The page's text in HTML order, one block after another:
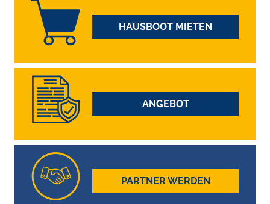
HAUSBOOT MIETEN
ANGEBOT
PARTNER WERDEN